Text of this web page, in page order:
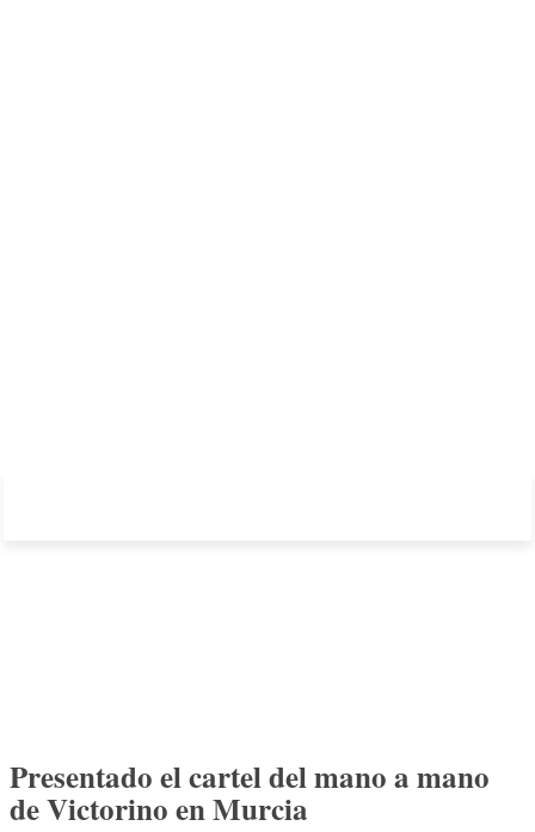
Presentado el cartel del mano a mano
de Victorino en Murcia